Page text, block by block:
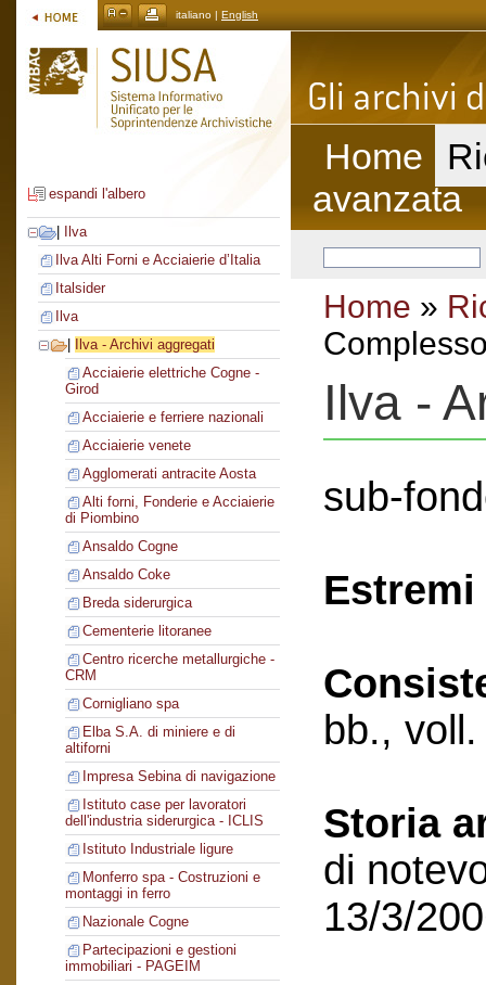
italiano | English
espandi l'albero
Ilva
Ilva Alti Forni e Acciaierie d’Italia
Italsider
Ilva
Ilva - Archivi aggregati
Acciaierie elettriche Cogne -
Girod
Acciaierie e ferriere nazionali
Acciaierie venete
Agglomerati antracite Aosta
Alti forni, Fonderie e Acciaierie
di Piombino
Ansaldo Cogne
Ansaldo Coke
Breda siderurgica
Cementerie litoranee
Centro ricerche metallurgiche -
CRM
Cornigliano spa
Elba S.A. di miniere e di
altiforni
Impresa Sebina di navigazione
Istituto case per lavoratori
dell'industria siderurgica - ICLIS
Istituto Industriale ligure
Monferro spa - Costruzioni e
montaggi in ferro
Nazionale Cogne
Partecipazioni e gestioni
immobiliari - PAGEIM
Home
avanzata
Home »
Ilva -
sub-
bb.,
Storia
di
13/3/